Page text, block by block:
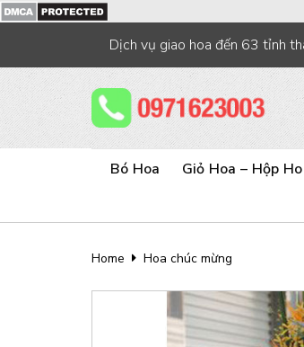
content
Dịch vụ giao hoa đến 63 tỉnh
Bó Hoa Giỏ Hoa – Hộp
Home Hoa chúc mừng